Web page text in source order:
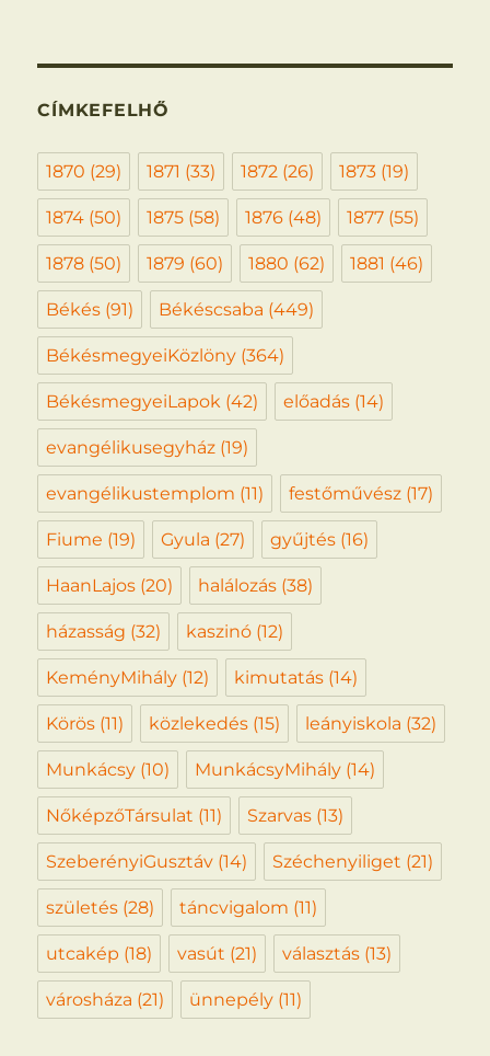
CÍMKEFELHŐ
1870 (29) 1871 (33) 1872 (26) 1873 (19)
1874 (50) 1875 (58) 1876 (48) 1877 (55)
1878 (50) 1879 (60) 1880 (62) 1881 (46)
Békés (91) Békéscsaba (449)
BékésmegyeiKözlöny (364)
BékésmegyeiLapok (42) előadás (14)
evangélikusegyház (19)
evangélikustemplom (11) festőművész (17)
Fiume (19) Gyula (27) gyűjtés (16)
HaanLajos (20) halálozás (38)
házasság (32) kaszinó (12)
KeményMihály (12) kimutatás (14)
Körös (11) közlekedés (15) leányiskola (32)
Munkácsy (10) MunkácsyMihály (14)
NőképzőTársulat (11) Szarvas (13)
SzeberényiGusztáv (14) Széchenyiliget (21)
születés (28) táncvigalom (11)
utcakép (18) vasút (21) választás (13)
városháza (21) ünnepély (11)